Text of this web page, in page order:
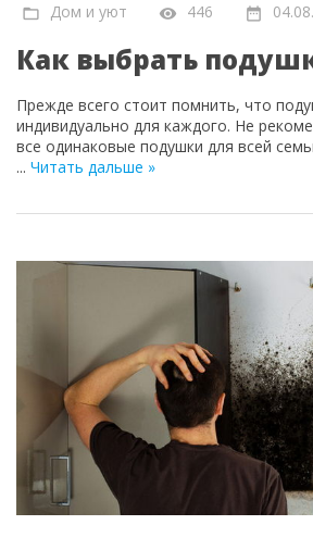
Дом и уют 446
Как выбрать
Прежде всего стоит помнить, что
индивидуально для каждого. Не
все одинаковые подушки для всей
... Читать дальше »